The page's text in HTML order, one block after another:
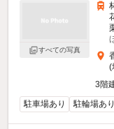
すべての写真
(
3階
駐車場あり
駐輪場あり